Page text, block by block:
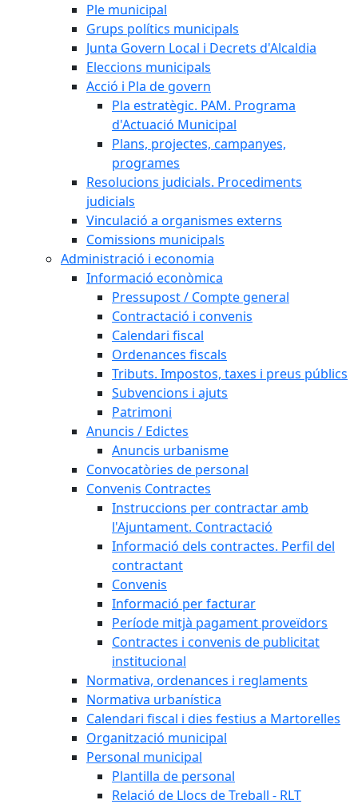
Ple municipal
Grups polítics municipals
Junta Govern Local i Decrets d'Alcaldia
Eleccions municipals
Acció i Pla de govern
Pla estratègic. PAM. Programa
d'Actuació Municipal
Plans, projectes, campanyes,
programes
Resolucions judicials. Procediments
judicials
Vinculació a organismes externs
Comissions municipals
Administració i economia
Informació econòmica
Pressupost / Compte general
Contractació i convenis
Calendari fiscal
Ordenances fiscals
Tributs. Impostos, taxes i preus públics
Subvencions i ajuts
Patrimoni
Anuncis / Edictes
Anuncis urbanisme
Convocatòries de personal
Convenis Contractes
Instruccions per contractar amb
l'Ajuntament. Contractació
Informació dels contractes. Perfil del
contractant
Convenis
Informació per facturar
Període mitjà pagament proveïdors
Contractes i convenis de publicitat
institucional
Normativa, ordenances i reglaments
Normativa urbanística
Calendari fiscal i dies festius a Martorelles
Organització municipal
Personal municipal
Plantilla de personal
Relació de Llocs de Treball - RLT